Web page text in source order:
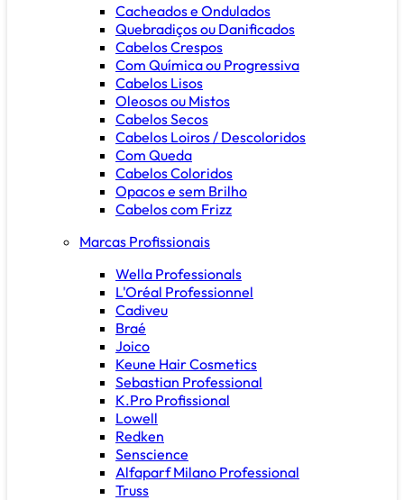
Cacheados e Ondulados
Quebradiços ou Danificados
Cabelos Crespos
Com Química ou Progressiva
Cabelos Lisos
Oleosos ou Mistos
Cabelos Secos
Cabelos Loiros / Descoloridos
Com Queda
Cabelos Coloridos
Opacos e sem Brilho
Cabelos com Frizz
Marcas Profissionais
Wella Professionals
L'Oréal Professionnel
Cadiveu
Braé
Joico
Keune Hair Cosmetics
Sebastian Professional
K.Pro Profissional
Lowell
Redken
Senscience
Alfaparf Milano Professional
Truss